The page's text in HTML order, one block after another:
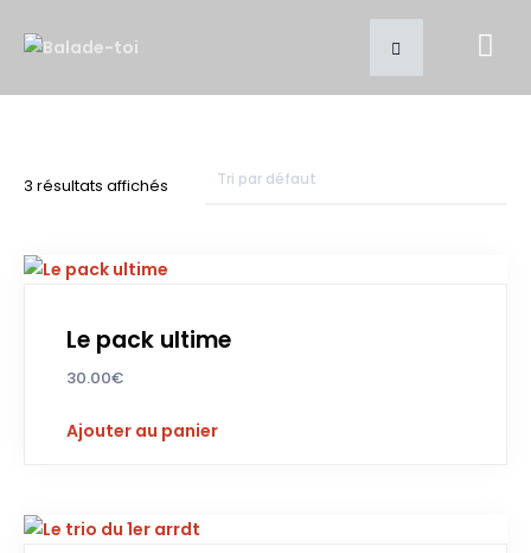
3 résultats affichés
Le pack ultime
30.00€
Ajouter au panier